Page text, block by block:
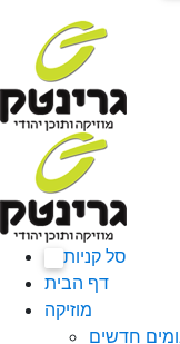
סל קניות
דף הבית
מוזיקה
חדשים